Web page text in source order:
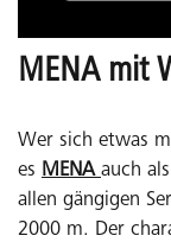
MENA mit
Wer sich etwas
es MENA auch
allen gängigen
2000 m. Der